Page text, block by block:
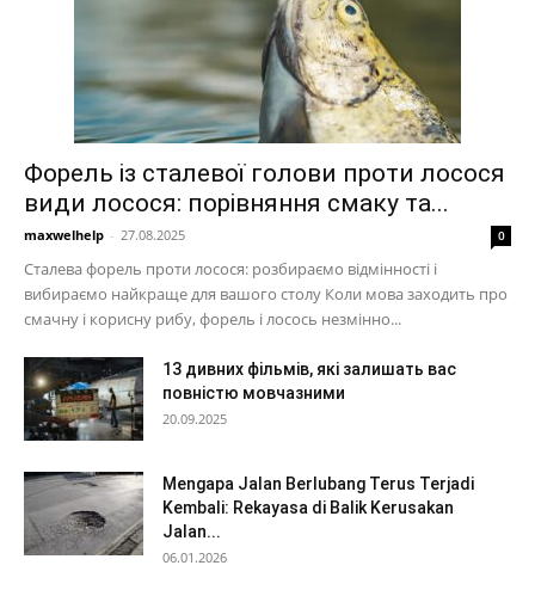
Форель із сталевої голови проти лосося
види лосося: порівняння смаку та...
maxwelhelp - 27.08.2025 0
Сталева форель проти лосося: розбираємо відмінності і
вибираємо найкраще для вашого столу Коли мова заходить про
смачну і корисну рибу, форель і лосось незмінно...
13 дивних фільмів, які залишать вас
повністю мовчазними
20.09.2025
Mengapa Jalan Berlubang Terus Terjadi
Kembali: Rekayasa di Balik Kerusakan
Jalan...
06.01.2026